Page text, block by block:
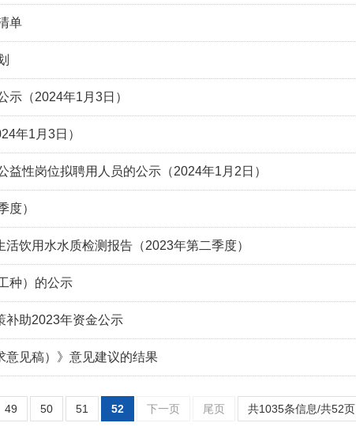
单
示（2024年1月3日）
年1月3日）
性岗位拟聘用人员的公示（2024年1月2日）
度）
饮用水水质检测报告（2023年第二季度）
种）的公示
补助2023年资金公示
意见稿）》意见建议的结果
49 50 51 52 下一页 尾页 共1035条信息/共52页